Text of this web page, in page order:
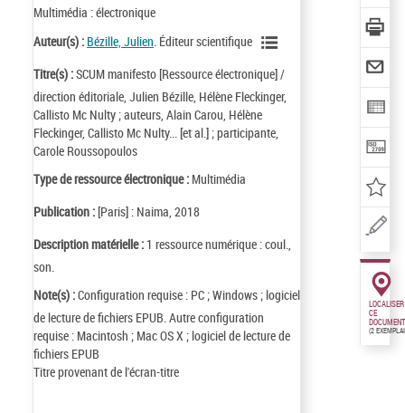
Multimédia : électronique
Auteur(s) : Bézille, Julien. Éditeur scientifique
Titre(s) :SCUM manifesto [Ressource électronique] /
direction éditoriale, Julien Bézille, Hélène Fleckinger,
Callisto Mc Nulty ; auteurs, Alain Carou, Hélène
Fleckinger, Callisto Mc Nulty... [et al.] ; participante,
Carole Roussopoulos
Type de ressource électronique : Multimédia
Publication : [Paris] : Naima, 2018
Description matérielle : 1 ressource numérique : coul.,
son.
Note(s) :Configuration requise : PC ; Windows ; logiciel
de lecture de fichiers EPUB. Autre configuration
requise : Macintosh ; Mac OS X ; logiciel de lecture de
fichiers EPUB
Titre provenant de l'écran-titre
LOCALISER
CE
DOCUMENT
(2